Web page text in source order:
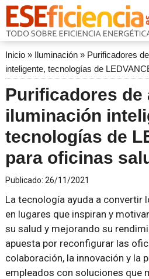
Inicio» Iluminación» Purificadores
inteligente, tecnologías de
Purificadores de
iluminación
tecnologías de
para oficinas
Publicado: 26/11/2021
La tecnología ayuda a convertir
en lugares que inspiran y
su salud y mejorando su
apuesta por reconfigurar las
colaboración, la innovación y la
empleados con soluciones que